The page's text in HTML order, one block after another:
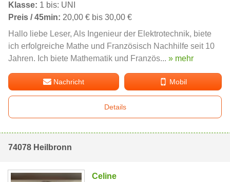
Klasse: 1 bis: UNI
Preis / 45min: 20,00 € bis 30,00 €
Hallo liebe Leser, Als Ingenieur der Elektrotechnik, biete
ich erfolgreiche Mathe und Französisch Nachhilfe seit 10
Jahren. Ich biete Mathematik und Französ... » mehr
Nachricht Mobil
Details
74078 Heilbronn
Celine